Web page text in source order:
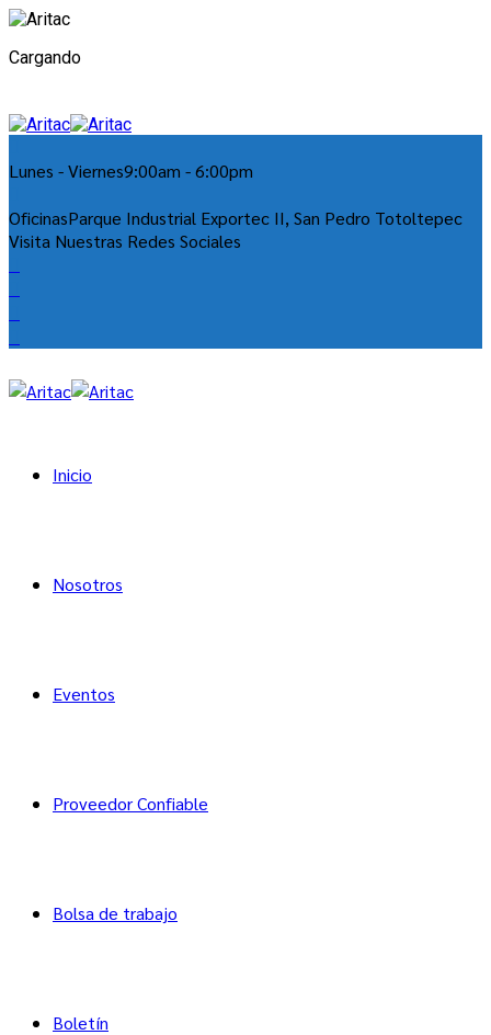
Cargando
Lunes - Viernes9:00am - 6:00pm
OficinasParque Industrial Exportec II, San Pedro Totoltepec
Visita Nuestras Redes Sociales
Inicio
Nosotros
Eventos
Proveedor Confiable
Bolsa de trabajo
Boletín